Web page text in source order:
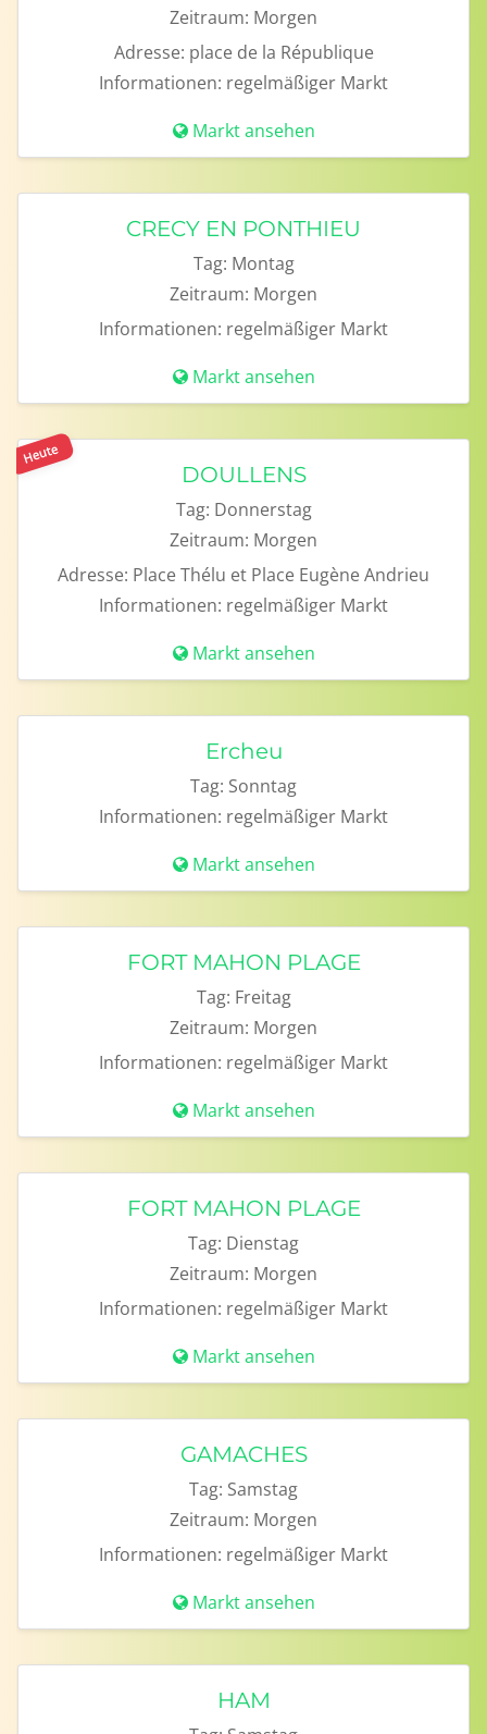
Zeitraum: Morgen
Adresse: place de la République
Informationen: regelmäßiger Markt
Markt ansehen
CRECY EN PONTHIEU
Tag: Montag
Zeitraum: Morgen
Informationen: regelmäßiger Markt
Markt ansehen
Heute
DOULLENS
Tag: Donnerstag
Zeitraum: Morgen
Adresse: Place Thélu et Place Eugène Andrieu
Informationen: regelmäßiger Markt
Markt ansehen
Ercheu
Tag: Sonntag
Informationen: regelmäßiger Markt
Markt ansehen
FORT MAHON PLAGE
Tag: Freitag
Zeitraum: Morgen
Informationen: regelmäßiger Markt
Markt ansehen
FORT MAHON PLAGE
Tag: Dienstag
Zeitraum: Morgen
Informationen: regelmäßiger Markt
Markt ansehen
GAMACHES
Tag: Samstag
Zeitraum: Morgen
Informationen: regelmäßiger Markt
Markt ansehen
HAM